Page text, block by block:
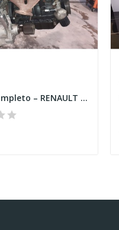
Motor Completo – RENAULT CLIO II (BB_,CB_)